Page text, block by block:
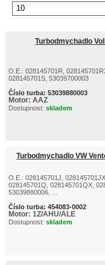
Turbodmychadlo
O.E.: 028145701R,
028145701S, 53039700003
Číslo turba: 53039880003
Motor: AAZ
Dostupnost: skladem
Turbodmychadlo VW
O.E.: 028145701J,
028145701Q, 028145701QX,
53039880006, ...
Číslo turba: 454083-0002
Motor: 1Z/AHU/ALE
Dostupnost: skladem